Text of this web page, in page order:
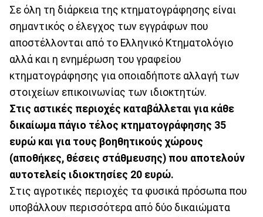
Σε όλη τη διάρκεια της κτηματογράφησης είναι
σημαντικός ο έλεγχος των εγγράφων που
αποστέλλονται από το Ελληνικό Κτηματολόγιο
αλλά και η ενημέρωση του γραφείου
κτηματογράφησης για οποιαδήποτε αλλαγή των
στοιχείων επικοινωνίας των ιδιοκτητών.
Στις αστικές περιοχές καταβάλλεται για κάθε
δικαίωμα πάγιο τέλος κτηματογράφησης 35
ευρώ και για τους βοηθητικούς χώρους
(αποθήκες, θέσεις στάθμευσης) που αποτελούν
αυτοτελείς ιδιοκτησίες 20 ευρώ.
Στις αγροτικές περιοχές τα φυσικά πρόσωπα που
υποβάλλουν περισσότερα από δύο δικαιώματα